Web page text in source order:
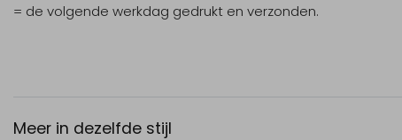
= de volgende werkdag gedrukt en verzonden.
Meer in dezelfde stijl